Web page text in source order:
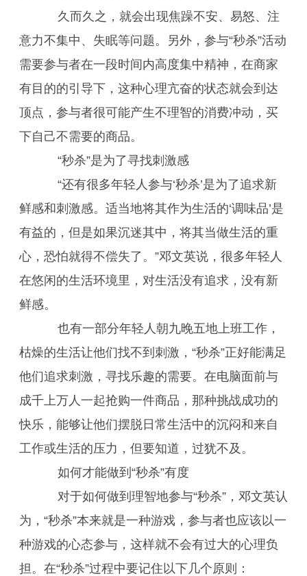
久而久之，就会出现焦躁不安、易怒、注
意力不集中、失眠等问题。另外，参与“秒杀”活动
需要参与者在一段时间内高度集中精神，在商家
有目的的引导下，这种心理亢奋的状态就会到达
顶点，参与者很可能产生不理智的消费冲动，买
下自己不需要的商品。
“秒杀”是为了寻找刺激感
“还有很多年轻人参与‘秒杀’是为了追求新
鲜感和刺激感。适当地将其作为生活的‘调味品’是
有益的，但是如果沉迷其中，将其当做生活的重
心，恐怕就得不偿失了。”邓文英说，很多年轻人
在悠闲的生活环境里，对生活没有追求，没有新
鲜感。
也有一部分年轻人朝九晚五地上班工作，
枯燥的生活让他们找不到刺激，“秒杀”正好能满足
他们追求刺激，寻找乐趣的需要。在电脑面前与
成千上万人一起抢购一件商品，那种挑战成功的
快乐，能够让他们摆脱日常生活中的沉闷和来自
工作或生活的压力，但要知道，过犹不及。
如何才能做到“秒杀”有度
对于如何做到理智地参与“秒杀”，邓文英认
为，“秒杀”本来就是一种游戏，参与者也应该以一
种游戏的心态参与，这样就不会有过大的心理负
担。在“秒杀”过程中要记住以下几个原则：